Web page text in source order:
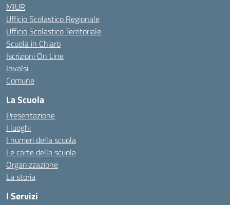
MIUR
Ufficio Scolastico Regionale
Ufficio Scolastico Territoriale
Scuola in Chiaro
Iscrizioni On Line
Invalsi
Comune
La Scuola
Presentazione
I luoghi
I numeri della scuola
Le carte della scuola
Organizzazione
La storia
I Servizi